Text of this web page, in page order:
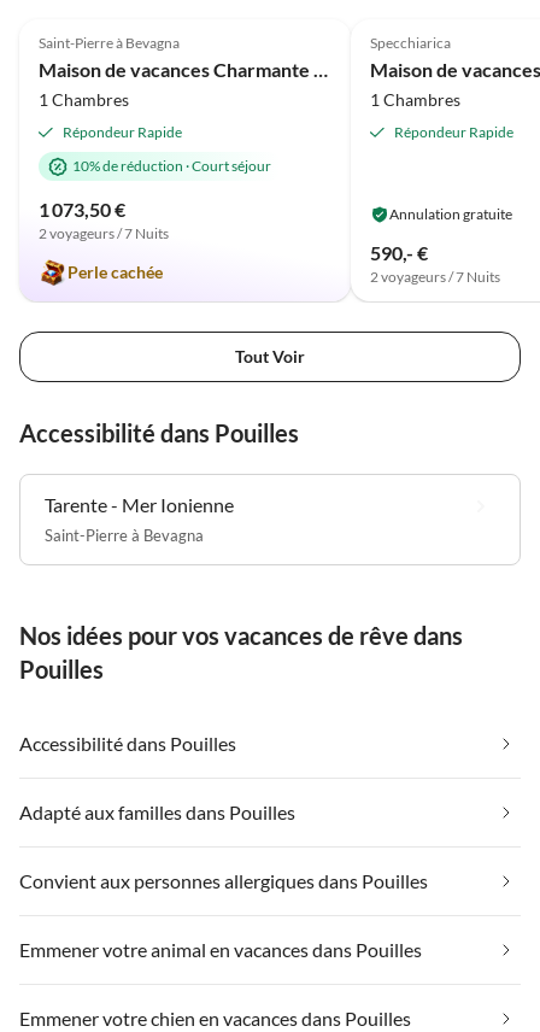
Saint-Pierre à Bevagna
1 Chambres
Répondeur Rapide
10% de réduction ·Court séjour
1 073,50 €
2 voyageurs / 7 Nuits
Perle cachée
Specchiarica
1 Chambres
Répondeur Rapide
Annulation gratuite
590,- €
2 voyageurs / 7 Nuits
Tout Voir
Accessibilité dans Pouilles
Tarente - Mer Ionienne
Saint-Pierre à Bevagna
Nos idées pour vos vacances de rêve dans
Pouilles
Accessibilité dans Pouilles
Adapté aux familles dans Pouilles
Convient aux personnes allergiques dans Pouilles
Emmener votre animal en vacances dans Pouilles
Emmener votre chien en vacances dans Pouilles